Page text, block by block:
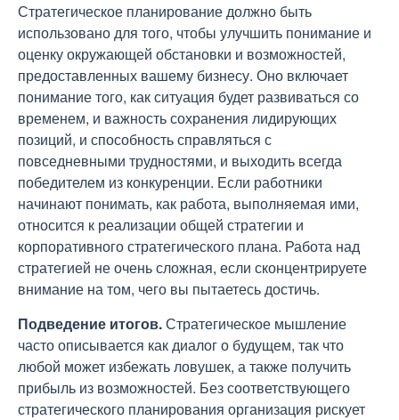
Стратегическое планирование должно быть
использовано для того, чтобы улучшить понимание и
оценку окружающей обстановки и возможностей,
предоставленных вашему бизнесу. Оно включает
понимание того, как ситуация будет развиваться со
временем, и важность сохранения лидирующих
позиций, и способность справляться с
повседневными трудностями, и выходить всегда
победителем из конкуренции. Если работники
начинают понимать, как работа, выполняемая ими,
относится к реализации общей стратегии и
корпоративного стратегического плана. Работа над
стратегией не очень сложная, если сконцентрируете
внимание на том, чего вы пытаетесь достичь.
Подведение итогов.Стратегическое мышление
часто описывается как диалог о будущем, так что
любой может избежать ловушек, а также получить
прибыль из возможностей. Без соответствующего
стратегического планирования организация рискует